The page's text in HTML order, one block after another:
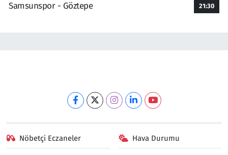
Samsunspor - Göztepe
21:30
Nöbetçi Eczaneler Hava Durumu